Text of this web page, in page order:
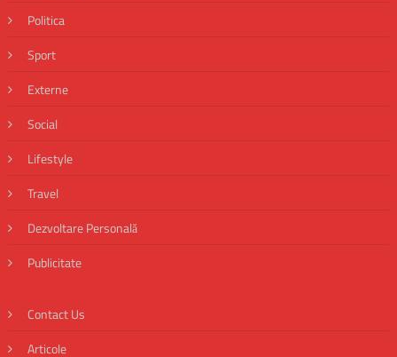
Politica
Sport
Externe
Social
Lifestyle
Travel
Dezvoltare Personală
Publicitate
Contact Us
Articole